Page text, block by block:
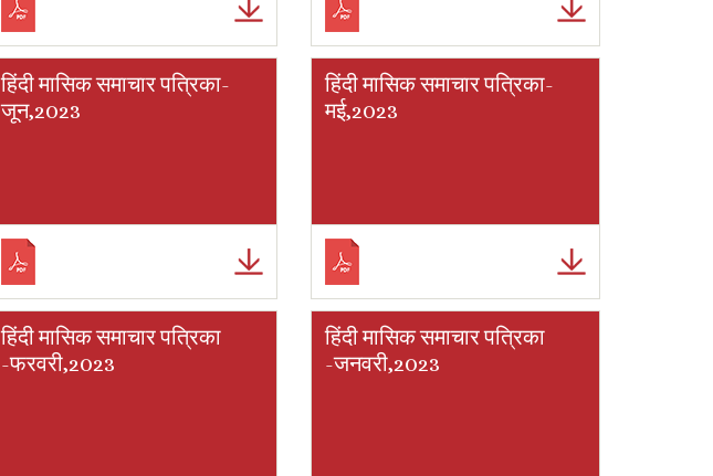
हिंदी मासिक समाचार पत्रिका-
जून,2023
हिंदी मासिक समाचार पत्रिका-
मई,2023
हिंदी मासिक समाचार पत्रिका
-फरवरी,2023
हिंदी मासिक समाचार पत्रिका
-जनवरी,2023